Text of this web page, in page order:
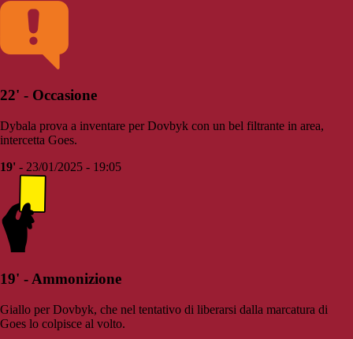
22' - Occasione
Dybala prova a inventare per Dovbyk con un bel filtrante in area,
intercetta Goes.
19' - 23/01/2025 - 19:05
19' - Ammonizione
Giallo per Dovbyk, che nel tentativo di liberarsi dalla marcatura di
Goes lo colpisce al volto.